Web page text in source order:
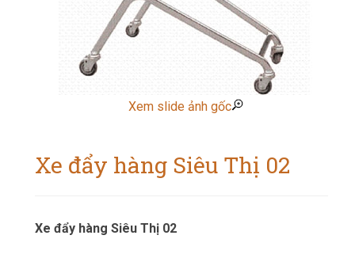
Xem slide ảnh gốc
Xe đẩy hàng Siêu Thị 02
Xe đẩy hàng Siêu Thị 02